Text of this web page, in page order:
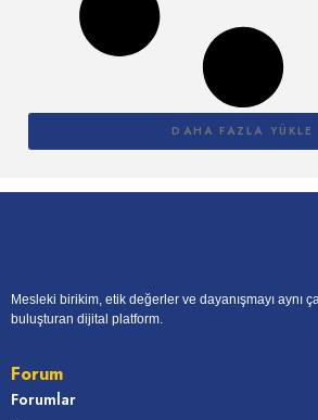
DAHA FAZLA YÜKLE
Mesleki birikim, etik değerler ve dayanışmayı aynı
buluşturan dijital platform.
Forum
Forumlar